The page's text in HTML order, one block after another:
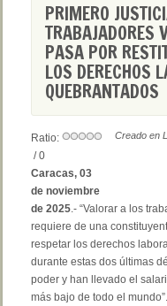
PRIMERO
TRABAJADORES
PASA POR
LOS DERECHOS
QUEBRANTADOS
Creado en
Ratio:
/ 0
Caracas, 03
de noviembre
de 2025.- “Valorar a los
requiere de una
respetar los derechos
durante estas dos últimas
poder y han llevado el
más bajo de todo el